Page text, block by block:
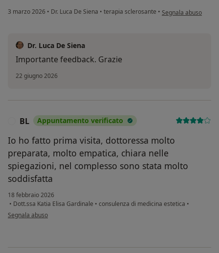
3 marzo 2026 • Dr. Luca De Siena • terapia sclerosante • secondo l'opinione
Segnala abuso
Dr. Luca De Siena
Importante feedback. Grazie
22 giugno 2026
BL Appuntamento verificato
Io ho fatto prima visita, dottoressa molto
preparata, molto empatica, chiara nelle
spiegazioni, nel complesso sono stata molto
soddisfatta
18 febbraio 2026
• Dott.ssa Katia Elisa Gardinale • consulenza di medicina estetica •
secondo l'opinione dell'utente BL
Segnala abuso